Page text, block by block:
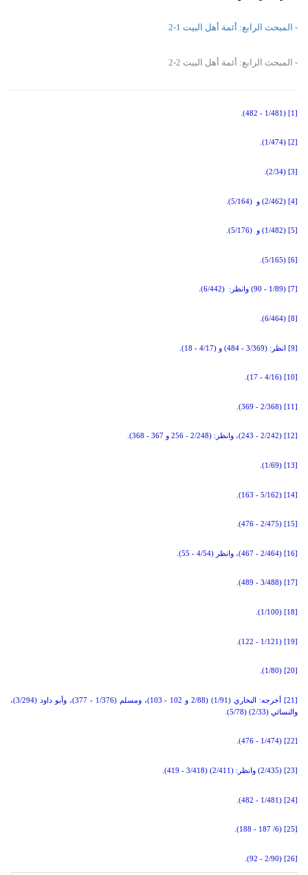
- المبحث الرابع: أئمة أهل البيت 1-2
- المبحث الرابع: أئمة أهل البيت 2-2
[1]
(1/481 - 482).
(1/474).
[3]
(2/34).
[4] (2/462) و (5/164).
[5] (1/482) و (5/176).
[6]
(5/165).
(1/89 - 90) وانظر: (6/442).
[8]
(6/464).
[9] انظر: (3/369 - 484) و (4/17 - 18).
[10]
(4/16 - 17).
[11]
(2/368 - 369).
(2/242 - 243)، وانظر: (2/248 - 256 و 367 - 368).
[13]
(1/69).
[14]
(5/162 - 163).
[15]
(2/475 - 476).
[16] (2/464 - 467)، وانظر (4/54 - 55).
(3/488 - 489).
[18]
(1/100).
[19]
(1/121 - 122).
[20]
(1/80).
[21]
أخرجه: البخاري (1/91) (2/88 و 102 - 103)، ومسلم (1/376 - 377)، وأبو داود (3/294)،
والنسائي (2/33) (5/78).
(1/474 - 476).
[23] (2/435) وانظر: (2/411) (3/418 - 419).
[24]
(1/481 - 482).
[25]
(6/ 187 - 188).
[26]
(2/90 - 92).